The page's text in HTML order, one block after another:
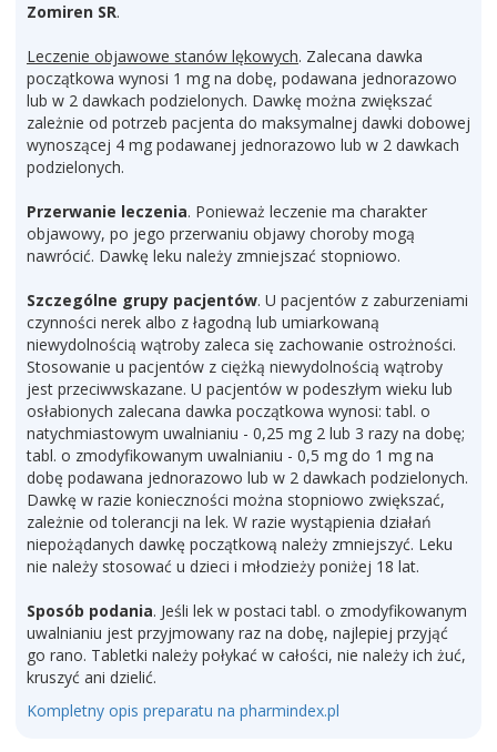
Zomiren SR.
Leczenie objawowe stanów lękowych. Zalecana dawka
początkowa wynosi 1 mg na dobę, podawana jednorazowo
lub w 2 dawkach podzielonych. Dawkę można zwiększać
zależnie od potrzeb pacjenta do maksymalnej dawki dobowej
wynoszącej 4 mg podawanej jednorazowo lub w 2 dawkach
podzielonych.
Przerwanie leczenia. Ponieważ leczenie ma charakter
objawowy, po jego przerwaniu objawy choroby mogą
nawrócić. Dawkę leku należy zmniejszać stopniowo.
Szczególne grupy pacjentów. U pacjentów z zaburzeniami
czynności nerek albo z łagodną lub umiarkowaną
niewydolnością wątroby zaleca się zachowanie ostrożności.
Stosowanie u pacjentów z ciężką niewydolnością wątroby
jest przeciwwskazane. U pacjentów w podeszłym wieku lub
osłabionych zalecana dawka początkowa wynosi: tabl. o
natychmiastowym uwalnianiu - 0,25 mg 2 lub 3 razy na dobę;
tabl. o zmodyfikowanym uwalnianiu - 0,5 mg do 1 mg na
dobę podawana jednorazowo lub w 2 dawkach podzielonych.
Dawkę w razie konieczności można stopniowo zwiększać,
zależnie od tolerancji na lek. W razie wystąpienia działań
niepożądanych dawkę początkową należy zmniejszyć. Leku
nie należy stosować u dzieci i młodzieży poniżej 18 lat.
Sposób podania. Jeśli lek w postaci tabl. o zmodyfikowanym
uwalnianiu jest przyjmowany raz na dobę, najlepiej przyjąć
go rano. Tabletki należy połykać w całości, nie należy ich żuć,
kruszyć ani dzielić.
Kompletny opis preparatu na pharmindex.pl